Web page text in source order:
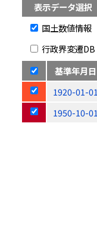
表示データ選択
国土数値情報
行政界変遷DB
基準年月日
1920-01-01
1950-10-01